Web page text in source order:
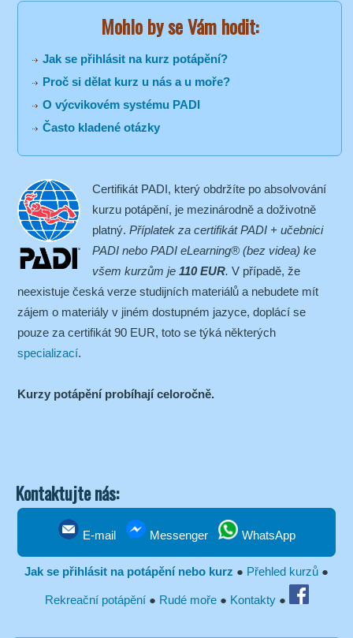
Mohlo by se Vám hodit:
Jak se přihlásit na kurz potápění?
Proč si dělat kurz u nás a u moře?
O výcvikovém systému PADI
Často kladené otázky
Certifikát PADI, který obdržíte po absolvování
kurzu potápění, je mezinárodně a doživotně
platný. Příplatek za certifikát PADI + učebnici
PADI nebo PADI eLearning® (bez videa) ke
všem kurzům je 110 EUR. V případě, že
neexistuje česká verze studijních materiálů a nebudete mít
zájem o materiály v jiném dostupném jazyce, doplácí se
pouze za certifikát 90 EUR, toto se týká některých
specializací.
Kurzy potápění probíhají celoročně.
Kontaktujte nás:
E-mail Messenger WhatsApp
Jak se přihlásit na potápění nebo kurz ● Přehled kurzů ●
Rekreační potápění● Rudé moře● Kontakty●